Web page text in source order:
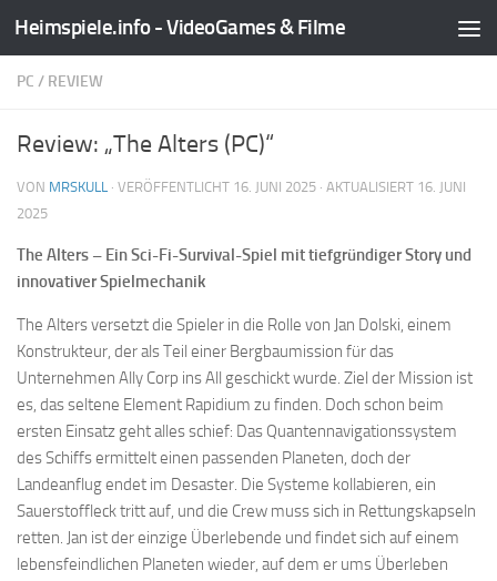
Zum Inhalt springen
Heimspiele.info - VideoGames & Filme
PC / REVIEW
Review: „The Alters (PC)“
VON MRSKULL · VERÖFFENTLICHT 16. JUNI 2025 · AKTUALISIERT 16. JUNI
2025
The Alters – Ein Sci-Fi-Survival-Spiel mit tiefgründiger Story und
innovativer Spielmechanik
The Alters versetzt die Spieler in die Rolle von Jan Dolski, einem
Konstrukteur, der als Teil einer Bergbaumission für das
Unternehmen Ally Corp ins All geschickt wurde. Ziel der Mission ist
es, das seltene Element Rapidium zu finden. Doch schon beim
ersten Einsatz geht alles schief: Das Quantennavigationssystem
des Schiffs ermittelt einen passenden Planeten, doch der
Landeanflug endet im Desaster. Die Systeme kollabieren, ein
Sauerstoffleck tritt auf, und die Crew muss sich in Rettungskapseln
retten. Jan ist der einzige Überlebende und findet sich auf einem
lebensfeindlichen Planeten wieder, auf dem er ums Überleben